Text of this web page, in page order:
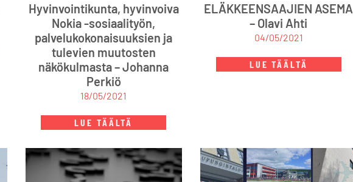
Hyvinvointikunta, hyvinvoiva
Nokia -sosiaalityön,
palvelukokonaisuuksien ja
tulevien muutosten
näkökulmasta – Johanna
Perkiö
18/05/2021
LUE TÄÄLTÄ
ELÄKKEENSAAJIEN ASEMA
– Olavi Ahti
04/05/2021
LUE TÄÄLTÄ